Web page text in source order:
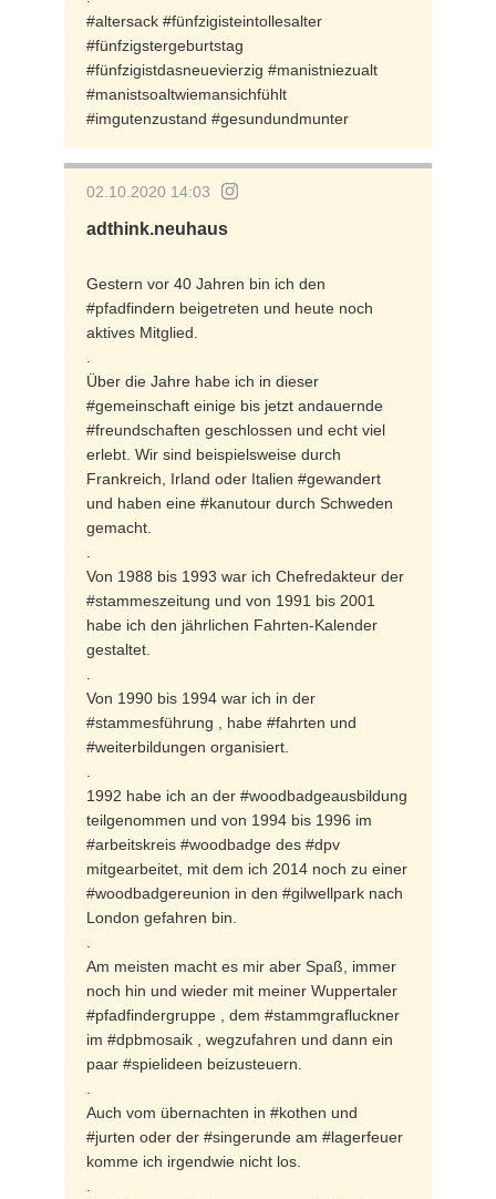
#altersack #fünfzigisteintollesalter
#fünfzigstergeburtstag
#fünfzigistdasneuevierzig #manistniezualt
#manistsoaltwiemansichfühlt
#imgutenzustand #gesundundmunter
02.10.2020 14:03
adthink.neuhaus
Gestern vor 40 Jahren bin ich den
#pfadfindern beigetreten und heute noch
aktives Mitglied.
Über die Jahre habe ich in dieser
#gemeinschaft einige bis jetzt andauernde
#freundschaften geschlossen und echt viel
erlebt. Wir sind beispielsweise durch
Frankreich, Irland oder Italien #gewandert
und haben eine #kanutour durch Schweden
gemacht.
Von 1988 bis 1993 war ich Chefredakteur der
#stammeszeitung und von 1991 bis 2001
habe ich den jährlichen Fahrten-Kalender
gestaltet.
Von 1990 bis 1994 war ich in der
#stammesführung , habe #fahrten und
#weiterbildungen organisiert.
1992 habe ich an der #woodbadgeausbildung
teilgenommen und von 1994 bis 1996 im
#arbeitskreis #woodbadge des #dpv
mitgearbeitet, mit dem ich 2014 noch zu einer
#woodbadgereunion in den #gilwellpark nach
London gefahren bin.
Am meisten macht es mir aber Spaß, immer
noch hin und wieder mit meiner Wuppertaler
#pfadfindergruppe , dem #stammgrafluckner
im #dpbmosaik , wegzufahren und dann ein
paar #spielideen beizusteuern.
Auch vom übernachten in #kothen und
#jurten oder der #singerunde am #lagerfeuer
komme ich irgendwie nicht los.